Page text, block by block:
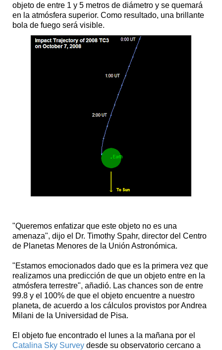
objeto de entre 1 y 5 metros de diámetro y se quemará
en la atmósfera superior. Como resultado, una brillante
bola de fuego será visible.
"Queremos enfatizar que este objeto no es una
amenaza", dijo el Dr. Timothy Spahr, director del Centro
de Planetas Menores de la Unión Astronómica.
"Estamos emocionados dado que es la primera vez que
realizamos una predicción de que un objeto entre en la
atmósfera terrestre", añadió. Las chances son de entre
99.8 y el 100% de que el objeto encuentre a nuestro
planeta, de acuerdo a los cálculos provistos por Andrea
Milani de la Universidad de Pisa.
El objeto fue encontrado el lunes a la mañana por el
Catalina Sky Survey desde su observatorio cercano a